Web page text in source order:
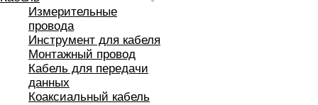
Измерительные
провода
Инструмент для кабеля
Монтажный провод
Кабель для передачи
данных
Коаксиальный кабель